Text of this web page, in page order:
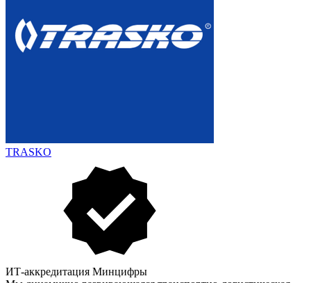
TRASKO
ИТ-аккредитация Минцифры